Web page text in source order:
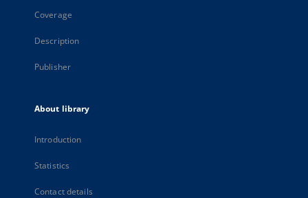
Coverage
Description
Publisher
About library
Introduction
Statistics
Contact details